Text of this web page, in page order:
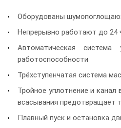
Оборудованы
Непрерывно работают до 24
Автоматическая система
работоспособности
Трёхступенчатая система
Тройное уплотнение и канал
всасывания предотвращает
Плавный пуск и остановка